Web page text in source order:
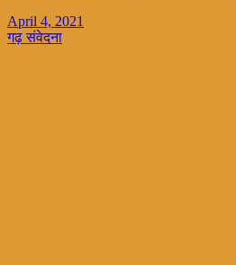
April 4, 2021
गढ़ संवेदना